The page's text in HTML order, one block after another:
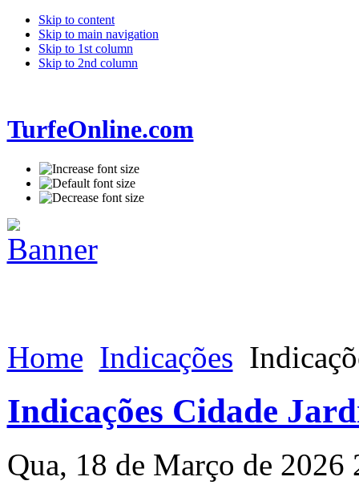
Skip to content
Skip to main navigation
Skip to 1st column
Skip to 2nd column
TurfeOnline.com
Home Indicações
Indicações Cidade
Qua, 18 de Março de 2026